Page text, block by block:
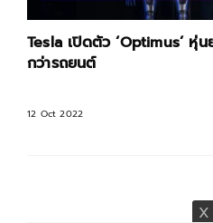
Tesla เปิดตัว ‘Optimus’ หุ่
กว่ารถยนต์
12 Oct 2022